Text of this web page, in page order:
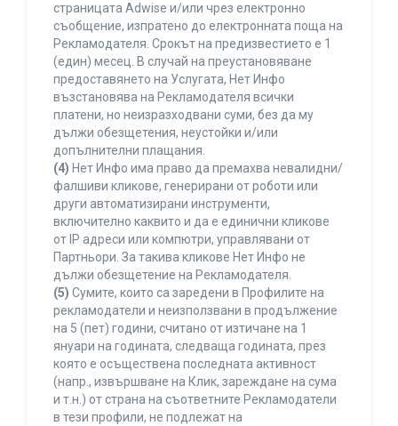
страницата Adwise и/или чрез електронно
съобщение, изпратено до електронната поща на
Рекламодателя. Срокът на предизвестието е 1
(един) месец. В случай на преустановяване
предоставянето на Услугата, Нет Инфо
възстановява на Рекламодателя всички
платени, но неизразходвани суми, без да му
дължи обезщетения, неустойки и/или
допълнителни плащания.
(4) Нет Инфо има право да премахва невалидни/
фалшиви кликове, генерирани от роботи или
други автоматизирани инструменти,
включително каквито и да е единични кликове
от IP адреси или компютри, управлявани от
Партньори. За такива кликове Нет Инфо не
дължи обезщетение на Рекламодателя.
(5) Сумите, които са заредени в Профилите на
рекламодатели и неизползвани в продължение
на 5 (пет) години, считано от изтичане на 1
януари на годината, следваща годината, през
която е осъществена последната активност
(напр., извършване на Клик, зареждане на сума
и т.н.) от страна на съответните Рекламодатели
в тези профили, не подлежат на